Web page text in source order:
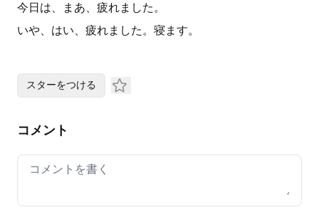
今日は、まあ、疲れました。
いや、はい、疲れました。寝ます。
スターをつける
コメント
Your comment